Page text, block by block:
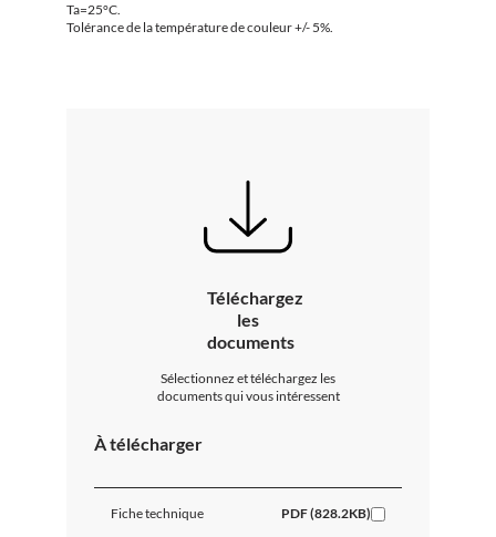
Ta=25°C.
Tolérance de la température de couleur +/- 5%.
Téléchargez
les
documents
Sélectionnez et téléchargez les
documents qui vous intéressent
À télécharger
Fiche technique PDF (828.2KB)